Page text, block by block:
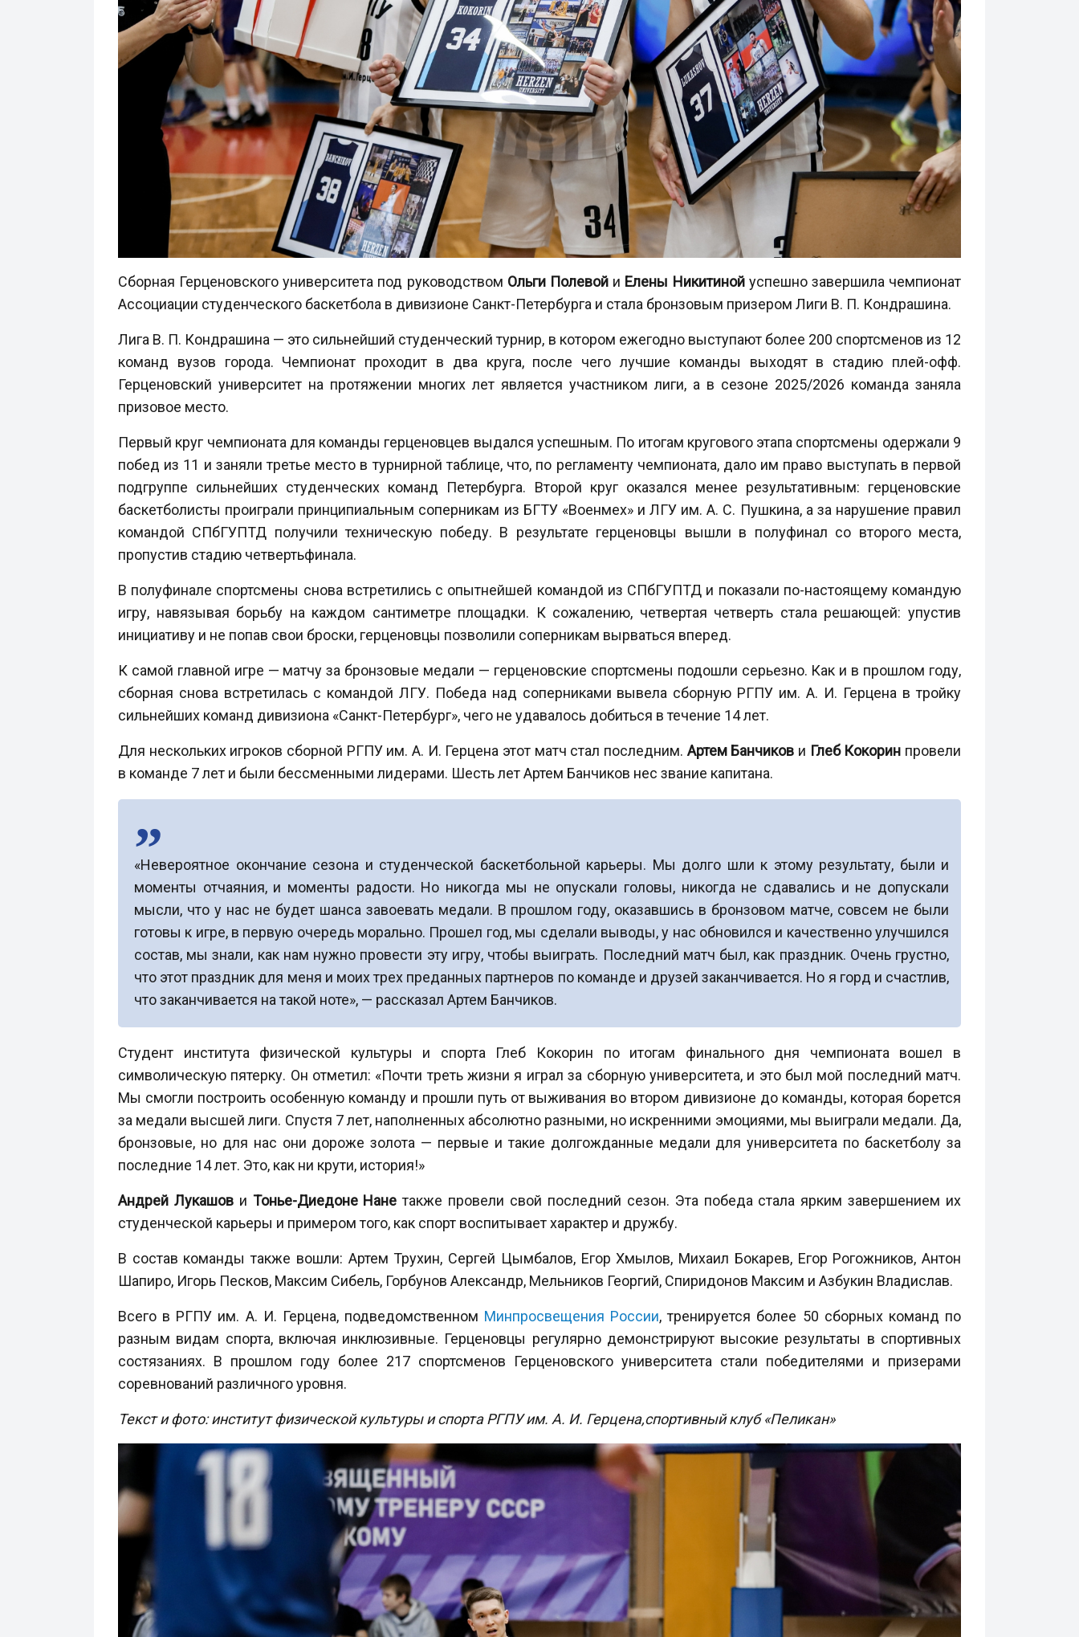
Сборная Герценовского университета под руководством Ольги Полевой и Елены Никитинойуспешно завершила чемпионат
Ассоциации студенческого баскетбола в дивизионе Санкт-Петербурга и стала бронзовым призером Лиги В. П. Кондрашина.
Лига В. П. Кондрашина — это сильнейший студенческий турнир, в котором ежегодно выступают более 200 спортсменов из 12
команд вузов города. Чемпионат проходит в два круга, после чего лучшие команды выходят в стадию плей-офф.
Герценовский университет на протяжении многих лет является участником лиги, а в сезоне 2025/2026 команда заняла
призовое место.
Первый круг чемпионата для команды герценовцев выдался успешным. По итогам кругового этапа спортсмены одержали 9
побед из 11 и заняли третье место в турнирной таблице, что, по регламенту чемпионата, дало им право выступать в первой
подгруппе сильнейших студенческих команд Петербурга. Второй круг оказался менее результативным: герценовские
баскетболисты проиграли принципиальным соперникам из БГТУ «Военмех» и ЛГУ им. А. С. Пушкина, а за нарушение правил
командой СПбГУПТД получили техническую победу. В результате герценовцы вышли в полуфинал со второго места,
пропустив стадию четвертьфинала.
В полуфинале спортсмены снова встретились с опытнейшей командой из СПбГУПТД и показали по-настоящему командую
игру, навязывая борьбу на каждом сантиметре площадки. К сожалению, четвертая четверть стала решающей: упустив
инициативу и не попав свои броски, герценовцы позволили соперникам вырваться вперед.
К самой главной игре — матчу за бронзовые медали — герценовские спортсмены подошли серьезно. Как и в прошлом году,
сборная снова встретилась с командой ЛГУ. Победа над соперниками вывела сборную РГПУ им. А. И. Герцена в тройку
сильнейших команд дивизиона «Санкт-Петербург», чего не удавалось добиться в течение 14 лет.
Для нескольких игроков сборной РГПУ им. А. И. Герцена этот матч стал последним. Артем Банчиков и Глеб Кокорин провели
в команде 7 лет и были бессменными лидерами. Шесть лет Артем Банчиков нес звание капитана.
«Невероятное окончание сезона и студенческой баскетбольной карьеры. Мы долго шли к этому результату, были и
моменты отчаяния, и моменты радости. Но никогда мы не опускали головы, никогда не сдавались и не допускали
мысли, что у нас не будет шанса завоевать медали. В прошлом году, оказавшись в бронзовом матче, совсем не были
готовы к игре, в первую очередь морально. Прошел год, мы сделали выводы, у нас обновился и качественно улучшился
состав, мы знали, как нам нужно провести эту игру, чтобы выиграть. Последний матч был, как праздник. Очень грустно,
что этот праздник для меня и моих трех преданных партнеров по команде и друзей заканчивается. Но я горд и счастлив,
что заканчивается на такой ноте», — рассказал Артем Банчиков.
Студент института физической культуры и спорта Глеб Кокорин по итогам финального дня чемпионата вошел в
символическую пятерку. Он отметил: «Почти треть жизни я играл за сборную университета, и это был мой последний матч.
Мы смогли построить особенную команду и прошли путь от выживания во втором дивизионе до команды, которая борется
за медали высшей лиги. Спустя 7 лет, наполненных абсолютно разными, но искренними эмоциями, мы выиграли медали. Да,
бронзовые, но для нас они дороже золота — первые и такие долгожданные медали для университета по баскетболу за
последние 14 лет. Это, как ни крути, история!»
Андрей Лукашови Тонье-Диедоне Нане также провели свой последний сезон. Эта победа стала ярким завершением их
студенческой карьеры и примером того, как спорт воспитывает характер и дружбу.
В состав команды также вошли: Артем Трухин, Сергей Цымбалов, Егор Хмылов, Михаил Бокарев, Егор Рогожников, Антон
Шапиро, Игорь Песков, Максим Сибель, Горбунов Александр, Мельников Георгий, Спиридонов Максим и Азбукин Владислав.
Всего в РГПУ им. А. И. Герцена, подведомственном Минпросвещения России, тренируется более 50 сборных команд по
разным видам спорта, включая инклюзивные. Герценовцы регулярно демонстрируют высокие результаты в спортивных
состязаниях. В прошлом году более 217 спортсменов Герценовского университета стали победителями и призерами
соревнований различного уровня.
Текст и фото: институт физической культуры и спорта РГПУ им. А. И. Герцена,спортивный клуб «Пеликан»